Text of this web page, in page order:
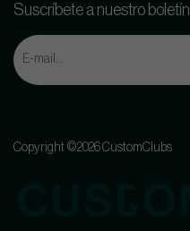
Suscríbete a nuestro boletín
Copyright ©2026 CustomClubs